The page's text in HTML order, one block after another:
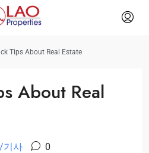
Tips About Real Estate
About Real
기사 0